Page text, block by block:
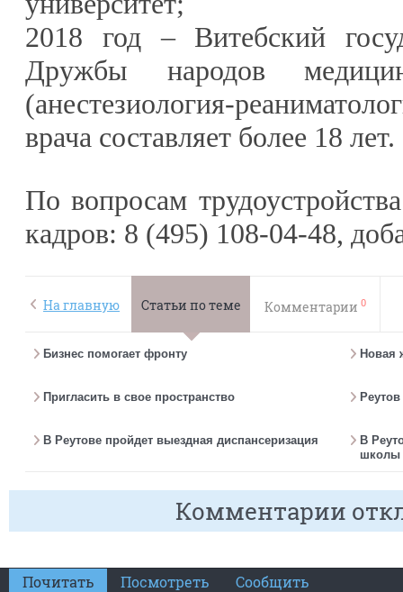
2018 год – Витебский
Дружбы народов
(анестезиология-
врача составляет более 18 лет.
По вопросам
кадров: 8 (495) 108-04-48,
На главную Статьи по теме Комментарии 0
Бизнес помогает фронту Новая
Пригласить в свое пространство
В Реутове пройдет выездная диспансеризация
В
школы
Комментарии
Почитать Посмотреть Сообщить